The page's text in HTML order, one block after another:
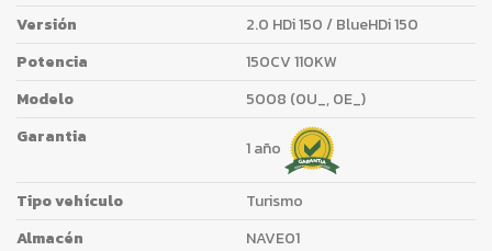
Versión
2.0 HDi 150 / BlueHDi 150
Potencia
150CV 110KW
Modelo
5008 (0U_, 0E_)
Garantia
1 año
Tipo vehículo
Turismo
Almacén
NAVE01